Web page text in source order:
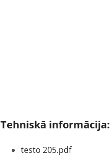
Tehniskā informācija:
testo 205.pdf